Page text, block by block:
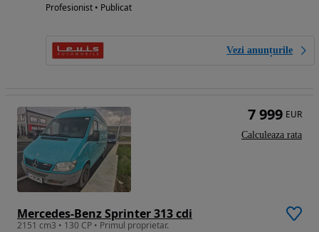
Profesionist • Publicat
Vezi anunțurile
Mercedes-Benz Sprinter 313 cdi
2151 cm3 • 130 CP • Primul proprietar.
7 999 EUR
Calculeaza rata